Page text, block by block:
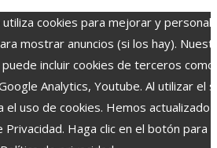
cookies para mejorar y
mostrar anuncios (si los hay).
incluir cookies de terceros como
Analytics, Youtube. Al utilizar el
uso de cookies. Hemos actualizado
Haga clic en el botón para